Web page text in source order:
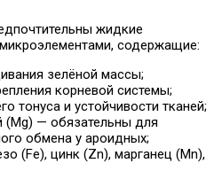
жидкие
содержащие:
зелёной массы;
корневой системы;
тонуса и устойчивости тканей;
(Mg) — обязательны для
обмена у ароидных;
(Fe), цинк (Zn), марганец (Mn),